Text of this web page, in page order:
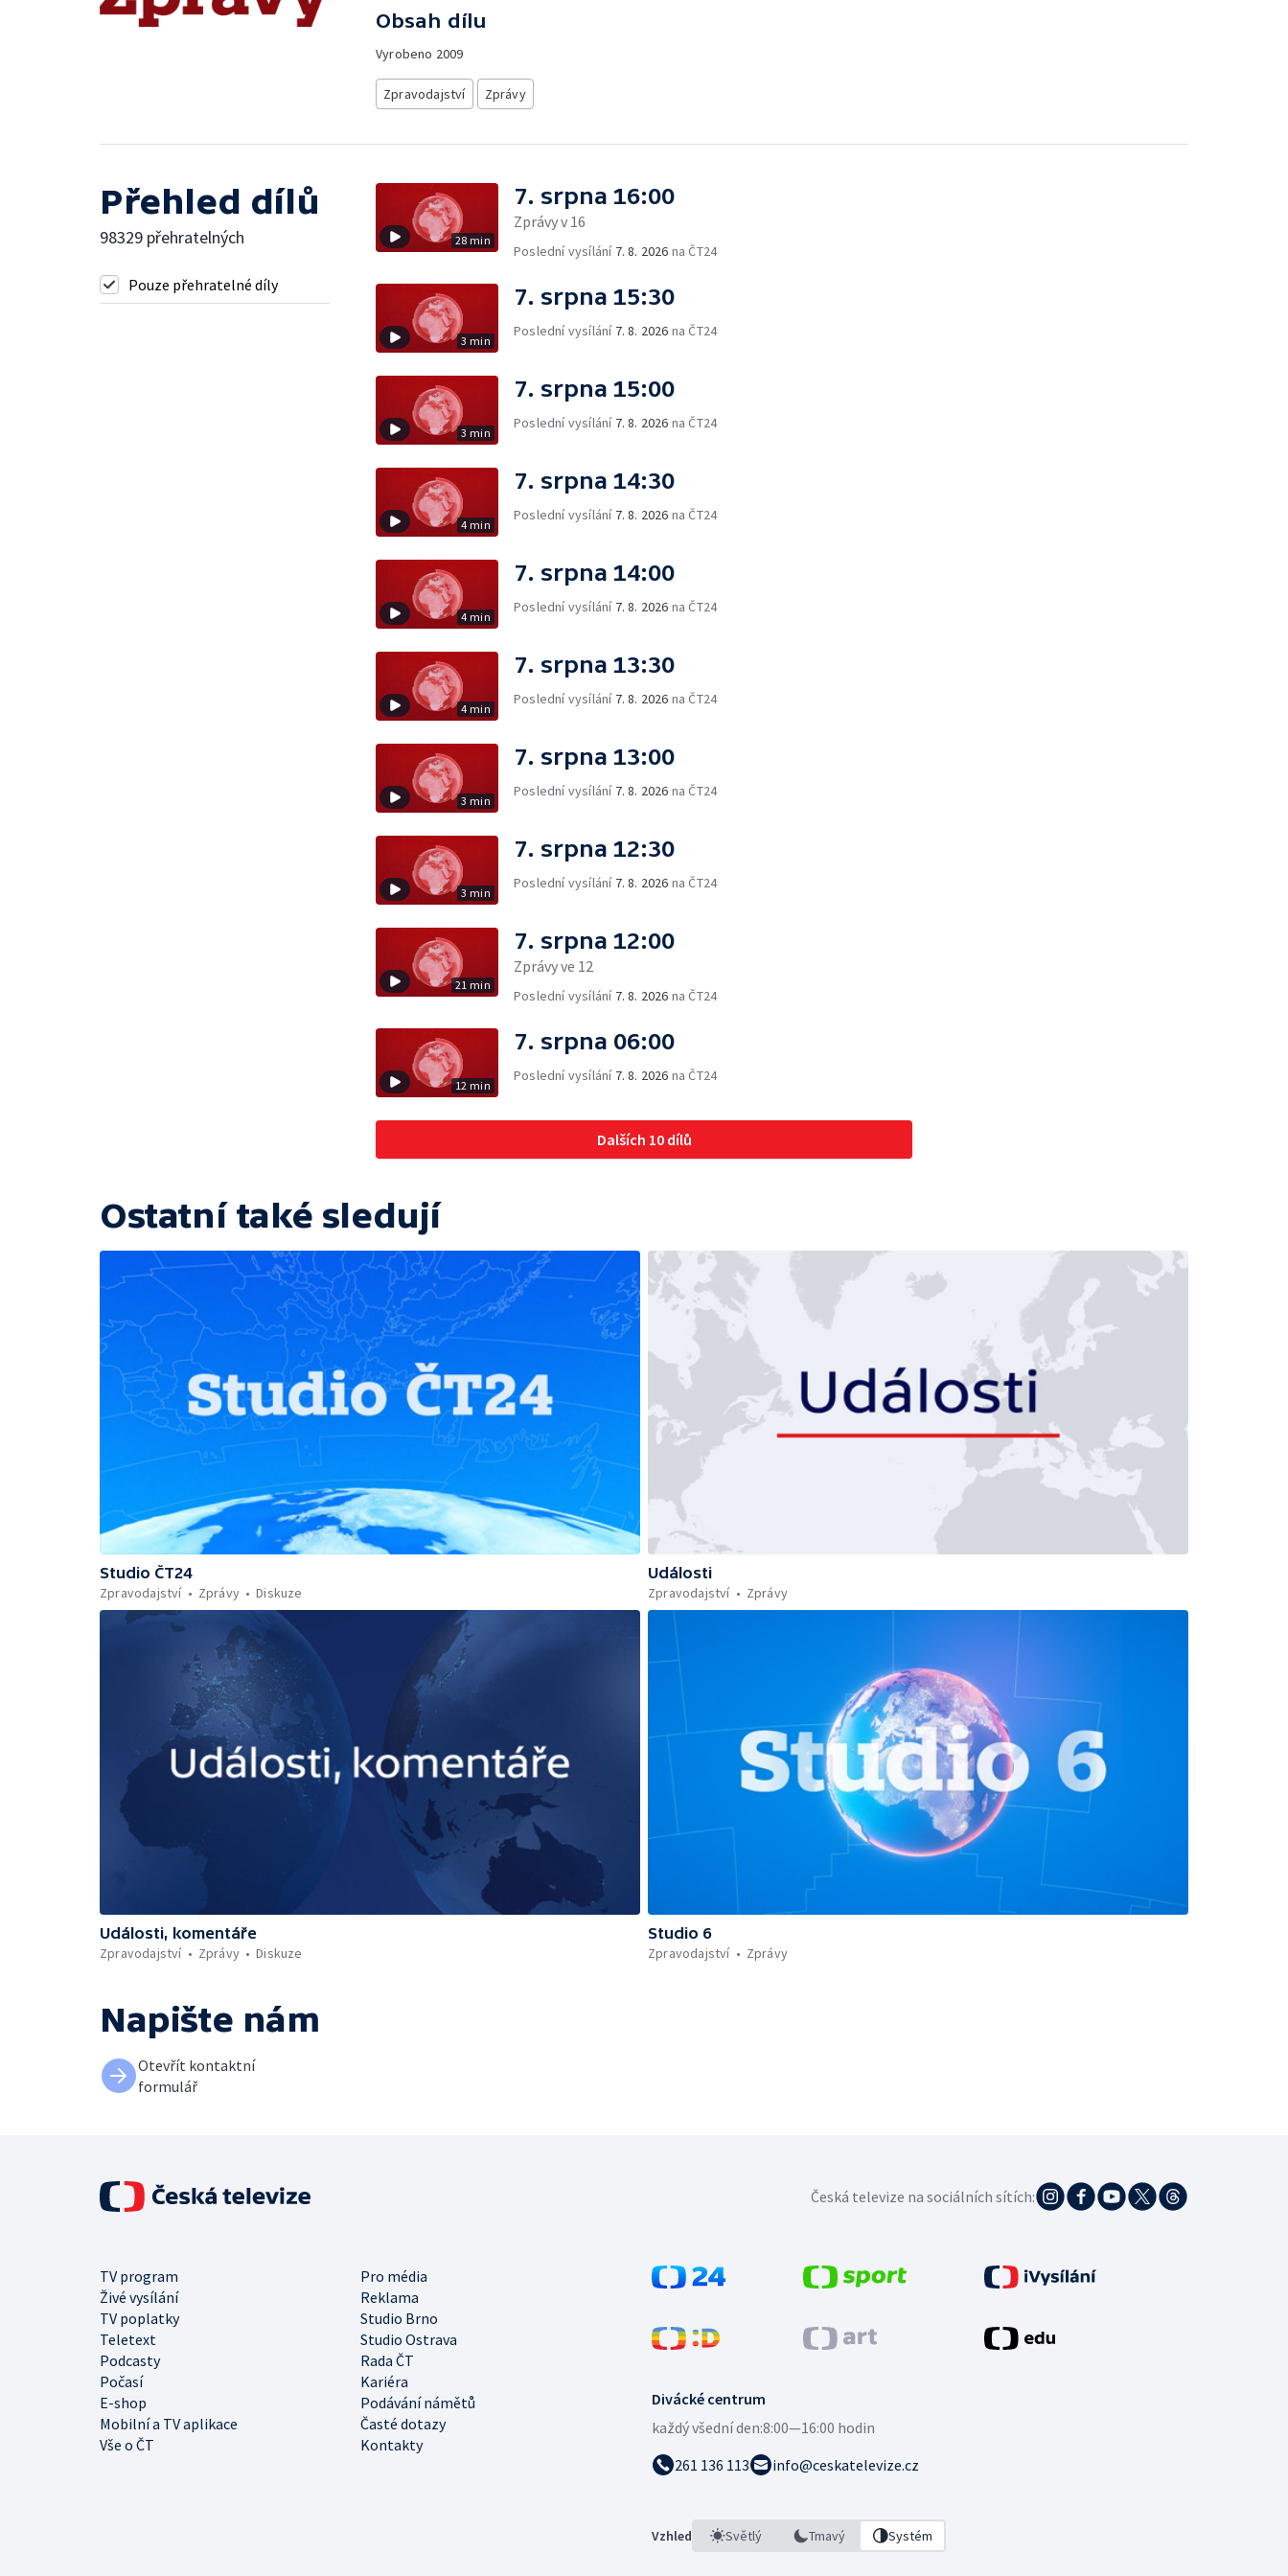
Obsah dílu
Vyrobeno 2009
Zpravodajství Zprávy
Přehled dílů
98329 přehratelných
Pouze přehratelné díly
28 min
7. srpna 16:00
Zprávy v 16
Poslední vysílání 7. 8. 2026 na ČT24
3 min
7. srpna 15:30
Poslední vysílání 7. 8. 2026 na ČT24
3 min
7. srpna 15:00
Poslední vysílání 7. 8. 2026 na ČT24
4 min
7. srpna 14:30
Poslední vysílání 7. 8. 2026 na ČT24
4 min
7. srpna 14:00
Poslední vysílání 7. 8. 2026 na ČT24
4 min
7. srpna 13:30
Poslední vysílání 7. 8. 2026 na ČT24
3 min
7. srpna 13:00
Poslední vysílání 7. 8. 2026 na ČT24
3 min
7. srpna 12:30
Poslední vysílání 7. 8. 2026 na ČT24
21 min
7. srpna 12:00
Zprávy ve 12
Poslední vysílání 7. 8. 2026 na ČT24
12 min
7. srpna 06:00
Poslední vysílání 7. 8. 2026 na ČT24
Dalších 10 dílů
Ostatní také sledují
Studio ČT24
Zpravodajství
Zprávy Diskuze
Události
Zpravodajství
Zprávy
Události, komentáře
Zpravodajství
Zprávy Diskuze
Studio 6
Zpravodajství
Zprávy
Napište nám
Otevřít kontaktní
formulář
Divácké centrum
každý všední den:8:00—16:00 hodin
261 136 113
info@ceskatelevize.cz
Vzhled Světlý Tmavý Systém
TV program
Pro média
Živé vysílání
Reklama
TV poplatky
Studio Brno
Teletext
Studio Ostrava
Podcasty
Rada ČT
Počasí
Kariéra
E-shop
Podávání námětů
Mobilní a TV aplikace
Časté dotazy
Vše o ČT
Kontakty
Česká televize na sociálních sítích: